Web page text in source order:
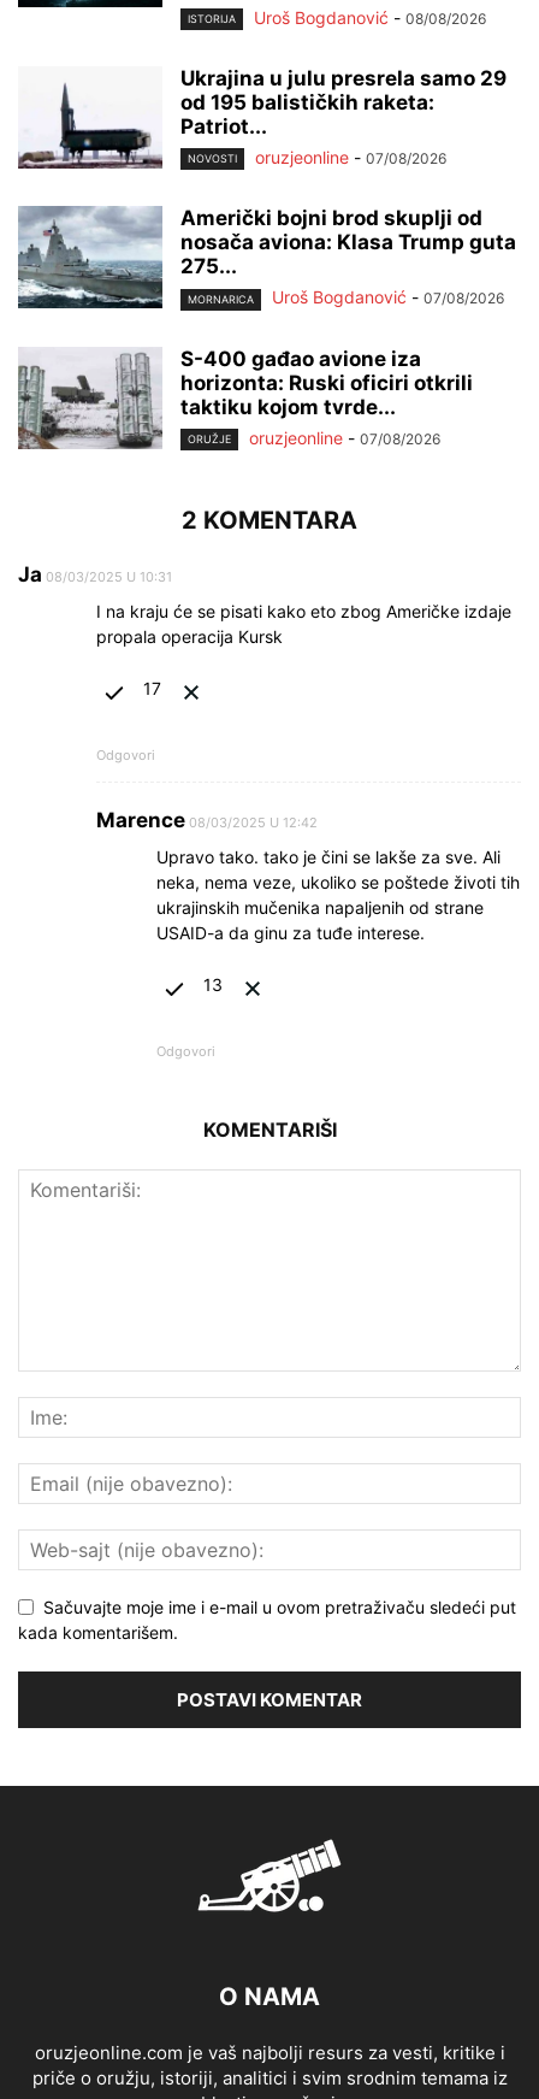
ISTORIJA Uroš Bogdanović - 08/08/2026
Ukrajina u julu presrela samo 29
od 195 balističkih raketa:
Patriot...
NOVOSTI oruzjeonline - 07/08/2026
Američki bojni brod skuplji od
nosača aviona: Klasa Trump guta
275...
MORNARICA Uroš Bogdanović - 07/08/2026
S-400 gađao avione iza
horizonta: Ruski oficiri otkrili
taktiku kojom tvrde...
ORUŽJE oruzjeonline - 07/08/2026
2 KOMENTARA
Ja 08/03/2025 U 10:31
I na kraju će se pisati kako eto zbog Američke izdaje
propala operacija Kursk
17
Odgovori
Marence 08/03/2025 U 12:42
Upravo tako. tako je čini se lakše za sve. Ali
neka, nema veze, ukoliko se poštede životi tih
ukrajinskih mučenika napaljenih od strane
USAID-a da ginu za tuđe interese.
13
Odgovori
KOMENTARIŠI
Sačuvajte moje ime i e-mail u ovom pretraživaču sledeći put
kada komentarišem.
O NAMA
oruzjeonline.com je vaš najbolji resurs za vesti, kritike i
priče o oružju, istoriji, analitici i svim srodnim temama iz